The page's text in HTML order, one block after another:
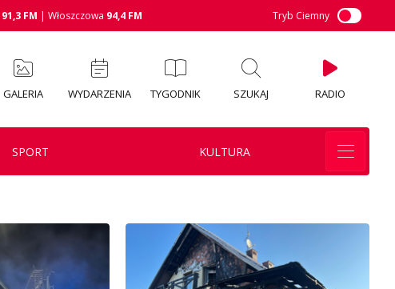
91,3 FM | Włoszczowa 94,4 FM Tryb Ciemny
GALERIA WYDARZENIA TYGODNIK SZUKAJ RADIO
SPORT KULTURA